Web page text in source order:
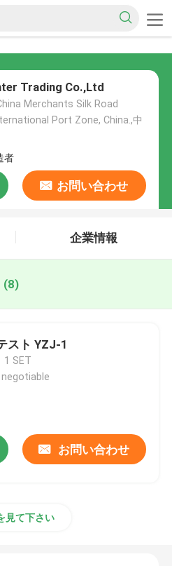
Trading Co.,Ltd
Merchants Silk Road
Port Zone, China.,中
者
お問い合わせ
企業情報
(8)
スト YZJ-1
1 SET
negotiable
お問い合わせ
見て下さい